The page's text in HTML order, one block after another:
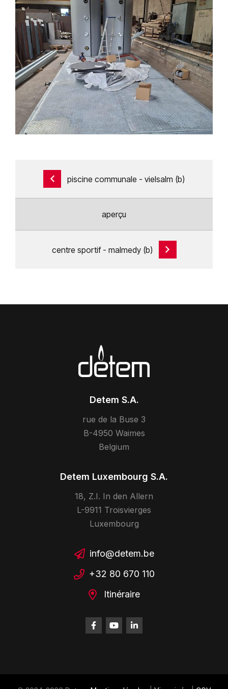
piscine communale - vielsalm (b)
aperçu
centre sportif - malmedy (b)
Detem S.A.
rue de la Buse 3
B-4950 Waimes
Belgium
Detem Luxembourg S.A.
18, Z.I. In den Allern
L-9911 Troisvierges
Luxembourg
info@detem.be
+32 80 670 110
Itinéraire